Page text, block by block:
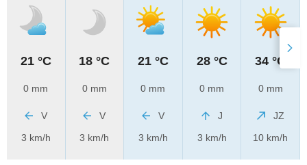
21 °C
0 mm
V
3 km/h
18 °C
0 mm
V
3 km/h
21 °C
0 mm
V
3 km/h
28 °C
0 mm
J
3 km/h
34 °C
0 mm
JZ
10 km/h